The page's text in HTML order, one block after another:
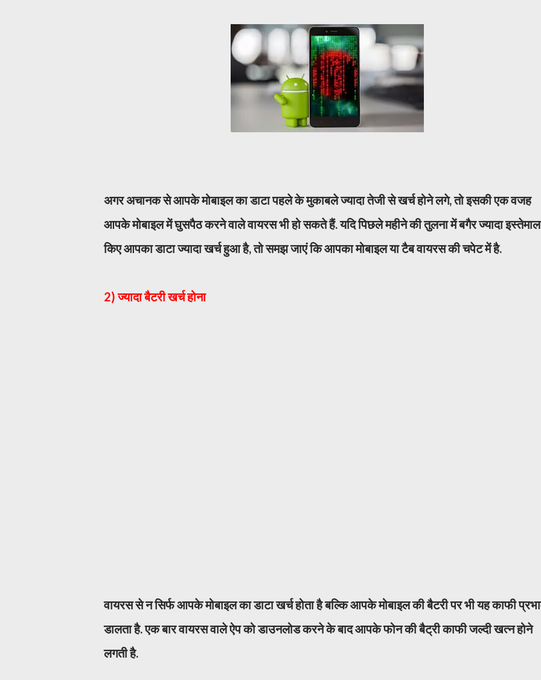
अगर अचानक से आपके मोबाइल का डाटा पहले के मुकाबले ज्यादा तेजी से खर्च होने लगे, तो इसकी एक वजह
आपके मोबाइल में घुसपैठ करने वाले वायरस भी हो सकते हैं. यदि पिछले महीने की तुलना में बगैर ज्यादा इस्तेमाल
किए आपका डाटा ज्यादा खर्च हुआ है, तो समझ जाएं कि आपका मोबाइल या टैब वायरस की चपेट में है.
2) ज्यादा बैटरी खर्च होना
वायरस से न सिर्फ आपके मोबाइल का डाटा खर्च होता है बल्कि आपके मोबाइल की बैटरी पर भी यह काफी
डालता है. एक बार वायरस वाले ऐप को डाउनलोड करने के बाद आपके फोन की बैट्री काफी जल्दी खत्न होने
लगती है.